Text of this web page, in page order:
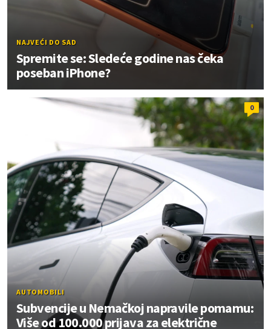
NAJVEĆI DO SAD
Spremite se: Sledeće godine nas čeka
poseban iPhone?
0
AUTOMOBILI
Subvencije u Nemačkoj napravile pomamu:
Više od 100.000 prijava za električne